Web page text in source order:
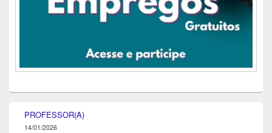
PROFESSOR(A)
14/01/2026